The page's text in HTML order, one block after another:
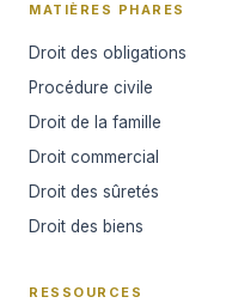
MATIÈRES PHARES
Droit des obligations
Procédure civile
Droit de la famille
Droit commercial
Droit des sûretés
Droit des biens
RESSOURCES